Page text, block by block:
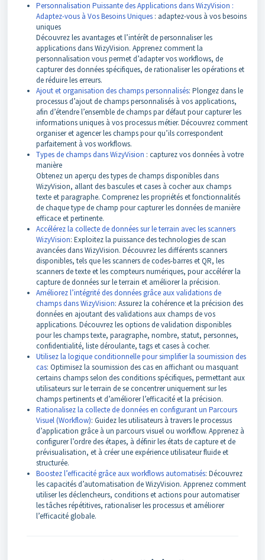
Personnalisation Puissante des Applications dans WizyVision :
Adaptez-vous à Vos Besoins Uniques : adaptez-vous à vos besoins
uniques
Découvrez les avantages et l’intérêt de personnaliser les
applications dans WizyVision. Apprenez comment la
personnalisation vous permet d’adapter vos workflows, de
capturer des données spécifiques, de rationaliser les opérations et
de réduire les erreurs.
Ajout et organisation des champs personnalisés: Plongez dans le
processus d’ajout de champs personnalisés à vos applications,
afin d’étendre l’ensemble de champs par défaut pour capturer les
informations uniques à vos processus métier. Découvrez comment
organiser et agencer les champs pour qu’ils correspondent
parfaitement à vos workflows.
Types de champs dans WizyVision : capturez vos données à votre
manière
Obtenez un aperçu des types de champs disponibles dans
WizyVision, allant des bascules et cases à cocher aux champs
texte et paragraphe. Comprenez les propriétés et fonctionnalités
de chaque type de champ pour capturer les données de manière
efficace et pertinente.
Accélérez la collecte de données sur le terrain avec les scanners
WizyVision: Exploitez la puissance des technologies de scan
avancées dans WizyVision. Découvrez les différents scanners
disponibles, tels que les scanners de codes-barres et QR, les
scanners de texte et les compteurs numériques, pour accélérer la
capture de données sur le terrain et améliorer la précision.
Améliorez l’intégrité des données grâce aux validations de
champs dans WizyVision: Assurez la cohérence et la précision des
données en ajoutant des validations aux champs de vos
applications. Découvrez les options de validation disponibles
pour les champs texte, paragraphe, nombre, statut, personnes,
confidentialité, liste déroulante, tags et cases à cocher.
Utilisez la logique conditionnelle pour simplifier la soumission des
cas: Optimisez la soumission des cas en affichant ou masquant
certains champs selon des conditions spécifiques, permettant aux
utilisateurs sur le terrain de se concentrer uniquement sur les
champs pertinents et d’améliorer l’efficacité et la précision.
Rationalisez la collecte de données en configurant un Parcours
Visuel (Workflow): Guidez les utilisateurs à travers le processus
d’application grâce à un parcours visuel ou workflow. Apprenez à
configurer l’ordre des étapes, à définir les états de capture et de
prévisualisation, et à créer une expérience utilisateur fluide et
structurée.
Boostez l’efficacité grâce aux workflows automatisés: Découvrez
les capacités d’automatisation de WizyVision. Apprenez comment
utiliser les déclencheurs, conditions et actions pour automatiser
les tâches répétitives, rationaliser les processus et améliorer
l’efficacité globale.